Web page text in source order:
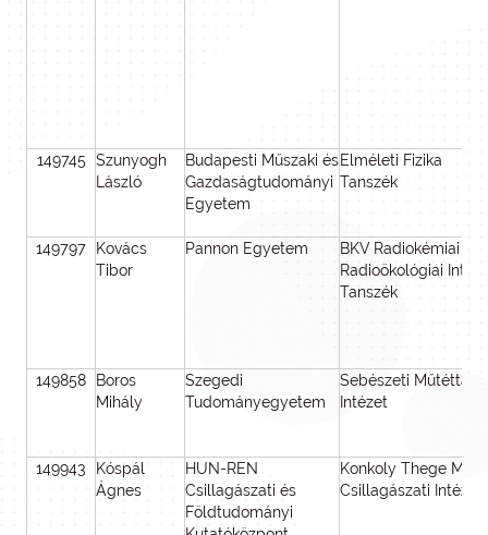
149745 Szunyogh
László
Budapesti Műszaki és
Gazdaságtudományi
Egyetem
Elméleti Fizika
Tanszék
149797
Kovács
Tibor
Pannon Egyetem
BKV Radiokémiai és
Radioökológiai
Tanszék
149858
Boros
Mihály
Szegedi
Tudományegyetem
Sebészeti Műtéttani
Intézet
149943
Kóspál
Ágnes
HUN-REN
Csillagászati és
Földtudományi
Konkoly Thege
Csillagászati Intézet